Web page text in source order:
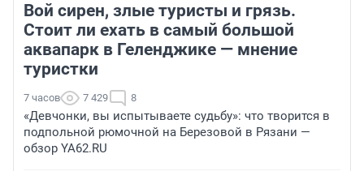
Вой сирен, злые туристы и грязь.
Стоит ли ехать в самый большой
аквапарк в Геленджике — мнение
туристки
7 часов 7 429 8
«Девчонки, вы испытываете судьбу»: что творится в
подпольной рюмочной на Березовой в Рязани —
обзор YA62.RU